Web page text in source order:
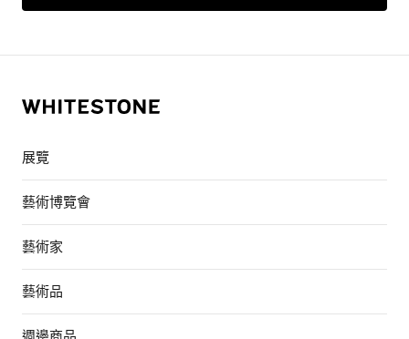
展覽
藝術博覽會
藝術家
藝術品